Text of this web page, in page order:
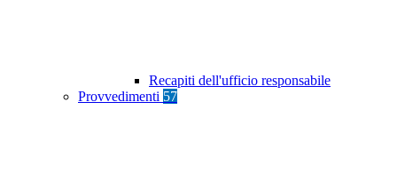
Recapiti dell'ufficio responsabile
Provvedimenti 57